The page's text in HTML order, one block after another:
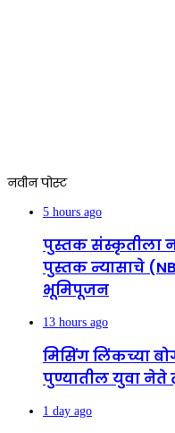
नवीन पोस्ट
5 hours ago
पुस्तक संस्कृतीला
पुस्तक न्यासाचे
भूमिपूजन
13 hours ago
मिसिंग लिंकच्या
पुण्यातील युवा नेते
1 day ago